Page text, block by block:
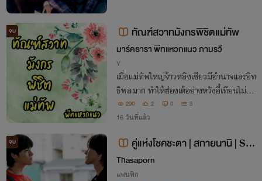
จบ ทัณฑ์สวาทมังกรพิชิตแม่ทัพ
มาร์คธารา พีทแหวกแนว ภามรวี
Y
เมื่อแม่ทัพใหญ่จ้าวหลิงเซียวมีอำนาจและอิท
ธิพลมาก ทำให้ฮ่องเต้อย่างหวังอี้เทียนไม่ไว้
ใจจ้าวหลิงเซียว เพราะกลัวอีกฝ่ายจะคิดการใ
หญ่ด้วยการก่อการกบฏ โค่นล้มอำนาจเขา จึ
290 2 0 3
16 วันที่แล้ว
จบ
คู่แห่งโชคชะตา | สกายนานิ | Sky
Nani |นิรันดร์พีท
Thasaporn
แฟนฟิก